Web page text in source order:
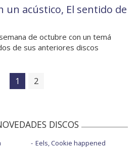
un acústico, El sentido de
de octubre con un temá
de sus anteriores discos
1 2
DISCOS
Eels, Cookie happened